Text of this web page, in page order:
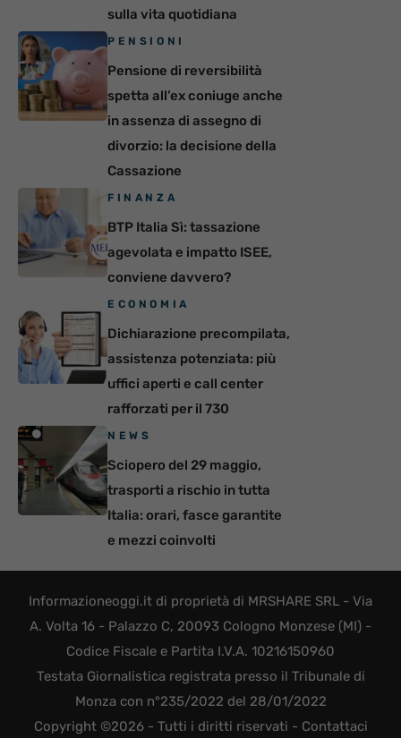
sulla vita quotidiana
PENSIONI
Pensione di reversibilità
spetta all’ex coniuge anche
in assenza di assegno di
divorzio: la decisione della
Cassazione
FINANZA
BTP Italia Sì: tassazione
agevolata e impatto ISEE,
conviene davvero?
ECONOMIA
Dichiarazione precompilata,
assistenza potenziata: più
uffici aperti e call center
rafforzati per il 730
NEWS
Sciopero del 29 maggio,
trasporti a rischio in tutta
Italia: orari, fasce garantite
e mezzi coinvolti
Informazioneoggi.it di proprietà di MRSHARE SRL - Via
A. Volta 16 - Palazzo C, 20093 Cologno Monzese (MI) -
Codice Fiscale e Partita I.V.A. 10216150960
Testata Giornalistica registrata presso il Tribunale di
Monza con n°235/2022 del 28/01/2022
Copyright ©2026 - Tutti i diritti riservati - Contattaci